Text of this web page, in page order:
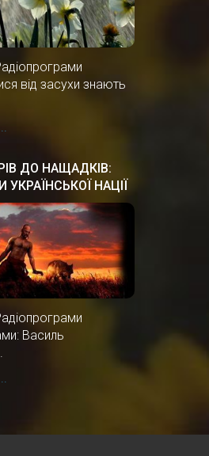
від засухи знають
ДО НАЩАДКІВ:
НАЦІЇ
Василь